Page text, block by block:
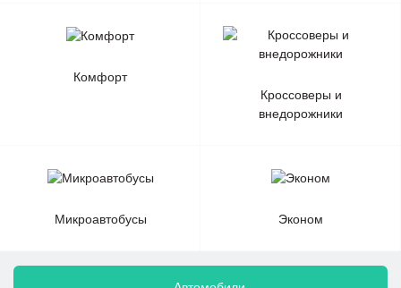
Комфорт
Кроссоверы и
внедорожники
Микроавтобусы Эконом